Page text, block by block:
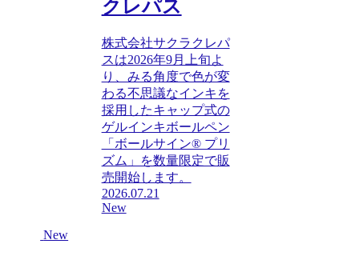
クレパス
株式会社サクラクレパ
スは2026年9月上旬よ
り、みる角度で色が変
わる不思議なインキを
採用したキャップ式の
ゲルインキボールペン
「ボールサイン®︎ プリ
ズム」を数量限定で販
売開始します。
2026.07.21
New
New